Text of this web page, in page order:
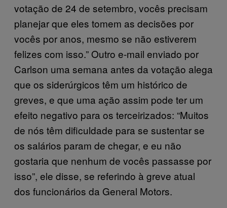
votação de 24 de setembro, vocês precisam
planejar que eles tomem as decisões por
vocês por anos, mesmo se não estiverem
felizes com isso.” Outro e-mail enviado por
Carlson uma semana antes da votação alega
que os siderúrgicos têm um histórico de
greves, e que uma ação assim pode ter um
efeito negativo para os terceirizados: “Muitos
de nós têm dificuldade para se sustentar se
os salários param de chegar, e eu não
gostaria que nenhum de vocês passasse por
isso”, ele disse, se referindo à greve atual
dos funcionários da General Motors.